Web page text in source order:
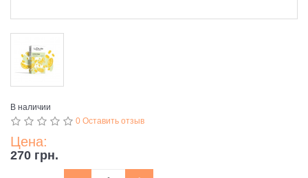
В наличии
0 Оставить отзыв
Цена:
270 грн.